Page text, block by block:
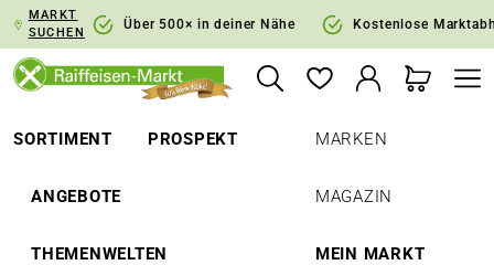
Zur Hauptnavigation springen
MARKT
SUCHEN
Über 500× in deiner Nähe Kostenlose
SORTIMENT PROSPEKT
ANGEBOTE
THEMENWELTEN
MARKEN
MAGAZIN
MEIN MARKT